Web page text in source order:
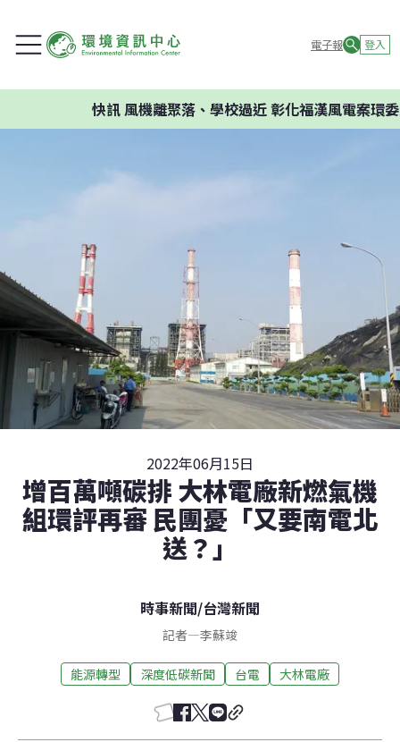
電子報 登入
風機離聚落、學校過近 彰化福漢風電案環委建議
2022年06月15日
增百萬噸碳排 大林電廠新燃氣機
組環評再審 民團憂「又要南電北
送？」
時事新聞/台灣新聞
記者—李蘇竣
能源轉型 深度低碳新聞 台電 大林電廠